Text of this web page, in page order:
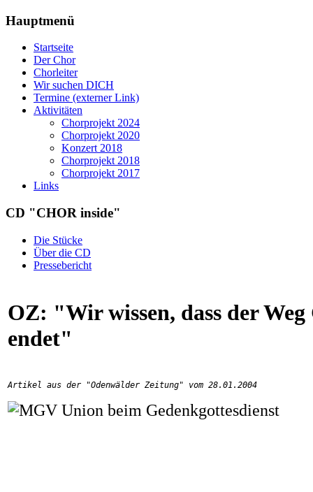
Hauptmenü
Startseite
Der Chor
Chorleiter
Wir suchen DICH
Termine (externer Link)
Aktivitäten
Chorprojekt 2024
Chorprojekt 2020
Konzert 2018
Chorprojekt 2018
Chorprojekt 2017
Links
CD "CHOR inside"
Die Stücke
Über die CD
Pressebericht
OZ: "Wir wissen, dass der
endet"
Artikel aus der "Odenwälder Zeitung" vom 28.01.2004